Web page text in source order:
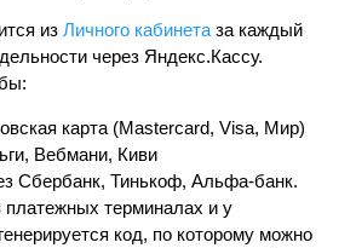
из Личного кабинета за каждый
через Яндекс.Кассу.
карта (Mastercard, Visa, Мир)
Вебмани, Киви
Сбербанк, Тинькоф, Альфа-банк.
терминалах и у
код, по которому можно